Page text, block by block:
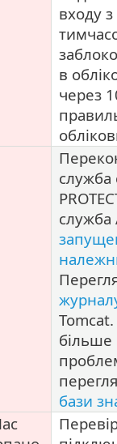
входу з
в
через
служба
служба
бази